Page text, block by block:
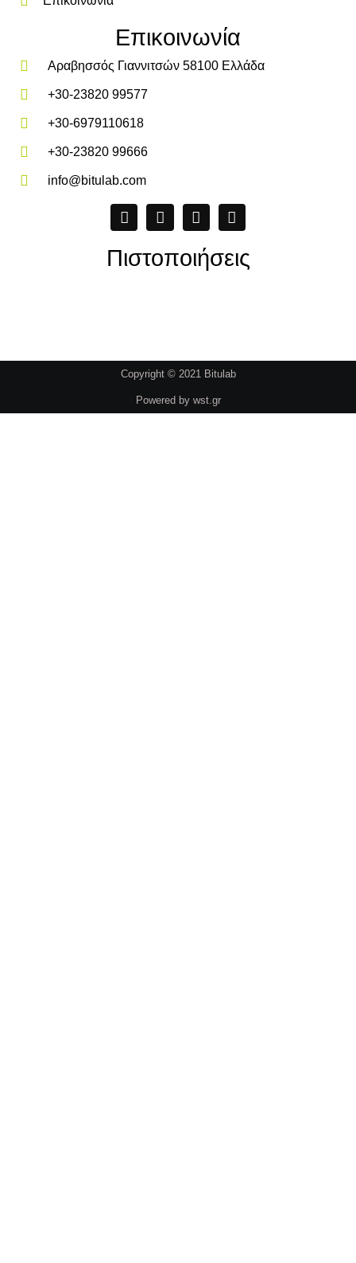
Επικοινωνία
Αραβησσός Γιαννιτσών 58100 Ελλάδα
+30-23820 99577
+30-6979110618
+30-23820 99666
info@bitulab.com
Πιστοποιήσεις
Copyright © 2021 Bitulab
Powered by wst.gr